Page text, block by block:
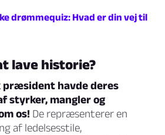
drømmequiz: Hvad er din vej til
lave historie?
præsident havde deres
styrker, mangler og
os! De repræsenterer en
af ledelsesstile,